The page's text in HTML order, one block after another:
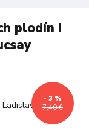
plodín ǀ
7,40 €
- 3 %